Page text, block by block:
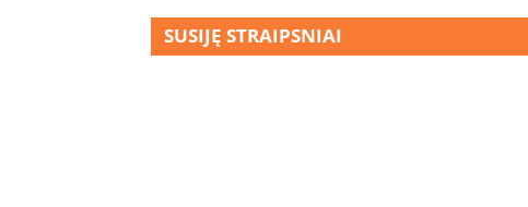
SUSIJĘ STRAIPSNIAI